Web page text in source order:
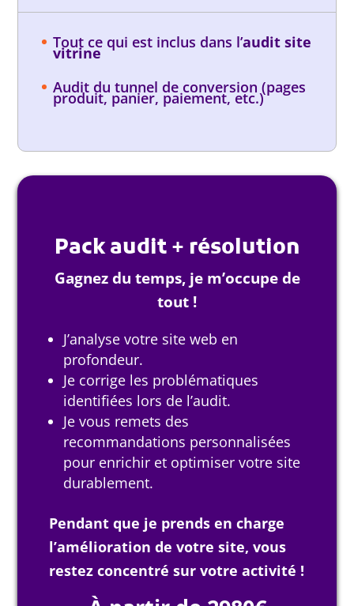
Tout ce qui est inclus dans l’audit site
vitrine
Audit du tunnel de conversion (pages
produit, panier, paiement, etc.)
Pack audit + résolution
Gagnez du temps, je m’occupe de
tout !
J’analyse votre site web en
profondeur.
Je corrige les problématiques
identifiées lors de l’audit.
Je vous remets des
recommandations personnalisées
pour enrichir et optimiser votre site
durablement.
Pendant que je prends en charge
l’amélioration de votre site, vous
restez concentré sur votre activité !